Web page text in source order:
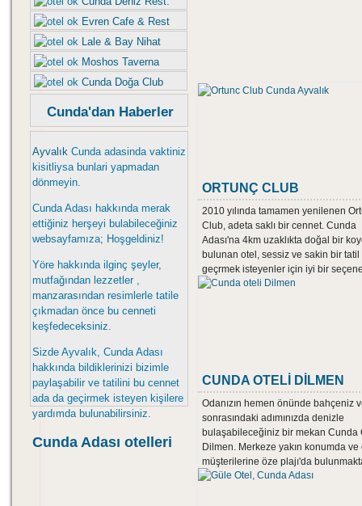
Evren Cafe & Rest
Lale & Bay Nihat
Moshos Taverna
Cunda Doğa Club
Cunda'dan Haberler
Ayvalık Cunda adasinda vaktiniz
kisitliysa bunlari yapmadan
dönmeyin.
Cunda Adası hakkında merak
ettiğiniz herşeyi bulabileceğiniz
websayfamıza; Hoşgeldiniz!
Yöre hakkında ilginç şeyler,
mutfağından lezzetler ,
manzarasından resimlerle tatile
çıkmadan önce bu cenneti
keşfedeceksiniz.
Sizde Ayvalık, Cunda Adası
hakkında bildiklerinizi bizimle
paylaşabilir ve tatilini bu cennet
ada da geçirmek isteyen kişilere
yardımda bulunabilirsiniz.
Cunda Adası otelleri
ORTUNÇ CLUB
2010 yılında tamamen yenilenen
Club, adeta saklı bir cennet. Cunda
Adası'na 4km uzaklıkta doğal bir
bulunan otel, sessiz ve sakin bir tatil
geçrmek isteyenler için iyi bir
CUNDA OTELİ DİLMEN
Odanızın hemen önünde bahçeniz
sonrasındaki adımınızda denizle
bulaşabileceğiniz bir mekan Cunda
Dilmen. Merkeze yakın konumda ve
müşterilerine öze plajı'da